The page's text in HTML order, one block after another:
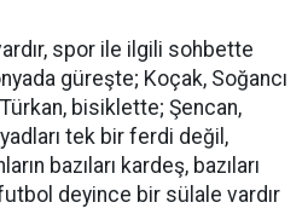
spor ile ilgili sohbette
güreşte; Koçak, Soğancı
bisiklette; Şencan,
tek bir ferdi değil,
bazıları kardeş, bazıları
deyince bir sülale vardır